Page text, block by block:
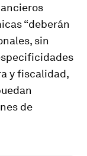
“deberán
sin
y fiscalidad,
de